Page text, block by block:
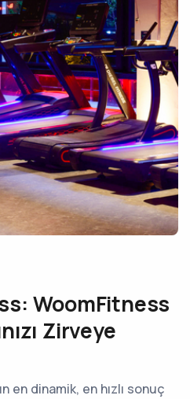
WoomFitness
Zirveye
en dinamik, en hızlı sonuç